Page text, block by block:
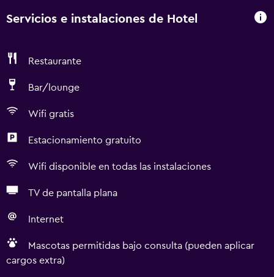
Servicios e instalaciones de Hotel
Restaurante
Bar/lounge
Wifi gratis
Estacionamiento gratuito
Wifi disponible en todas las instalaciones
TV de pantalla plana
Internet
Mascotas permitidas bajo consulta (pueden aplicar
cargos extra)